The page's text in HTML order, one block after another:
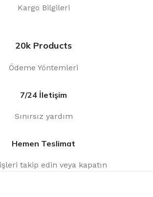
Kargo Bilgileri
20k Products
Ödeme Yöntemleri
7/24 İletişim
Sınırsız yardım
Hemen Teslimat
takip edin veya kapatın